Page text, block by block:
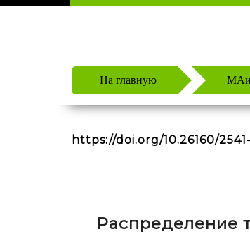
На главную
https://doi.org/10.26160/
Распределение